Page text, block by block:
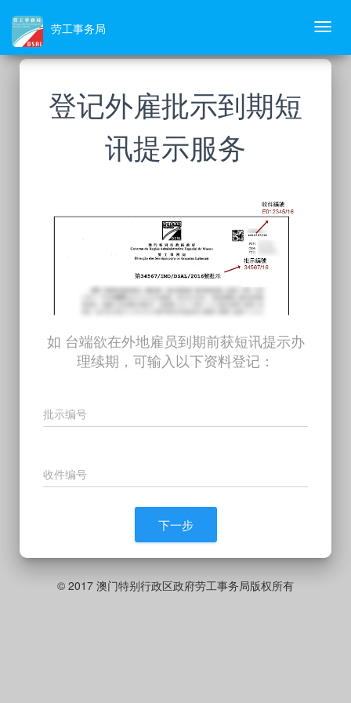
劳工事务局
登记外雇批示到期短
讯提示服务
如 台端欲在外地雇员到期前获短讯提示办
理续期，可输入以下资料登记：
批示编号
收件编号
下一步
© 2017 澳门特别行政区政府劳工事务局版权所有